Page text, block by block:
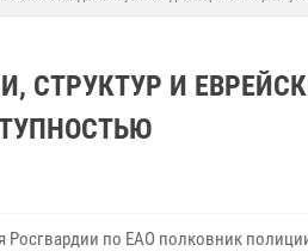
СТРУКТУР И
Росгвардии по ЕАО полковник